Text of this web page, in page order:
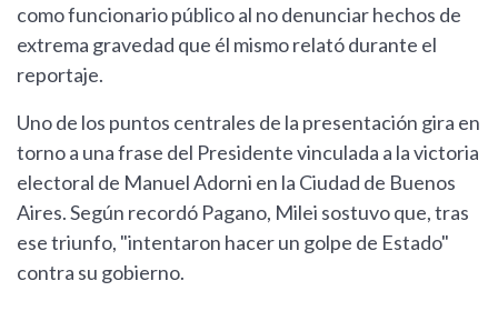
como funcionario público al no denunciar hechos de
extrema gravedad que él mismo relató durante el
reportaje.
Uno de los puntos centrales de la presentación gira en
torno a una frase del Presidente vinculada a la victoria
electoral de Manuel Adorni en la Ciudad de Buenos
Aires. Según recordó Pagano, Milei sostuvo que, tras
ese triunfo, "intentaron hacer un golpe de Estado"
contra su gobierno.